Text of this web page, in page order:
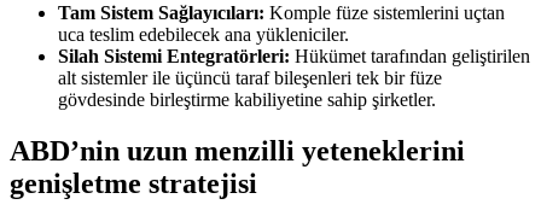
Tam Sistem Sağlayıcıları: Komple füze sistemlerini uçtan
uca teslim edebilecek ana yükleniciler.
Silah Sistemi Entegratörleri: Hükümet tarafından geliştirilen
alt sistemler ile üçüncü taraf bileşenleri tek bir füze
gövdesinde birleştirme kabiliyetine sahip şirketler.
ABD’nin uzun menzilli yeteneklerini
genişletme stratejisi